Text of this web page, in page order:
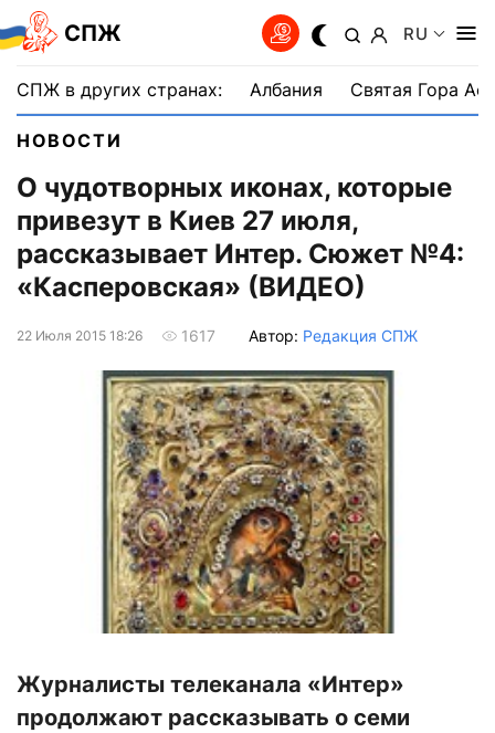
СПЖ RU
СПЖ в других странах: Албания Святая Гора
НОВОСТИ
О чудотворных иконах, которые
привезут в Киев 27 июля,
рассказывает Интер. Сюжет №4:
«Касперовская» (ВИДЕО)
22 Июля 2015 18:26 1617 Автор: Редакция СПЖ
Журналисты телеканала «Интер»
продолжают рассказывать о семи